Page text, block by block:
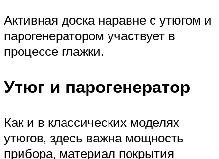
Активная доска наравне с утюгом и
парогенератором участвует в
процессе глажки.
Утюг и парогенератор
Как и в классических моделях
утюгов, здесь важна мощность
прибора, материал покрытия